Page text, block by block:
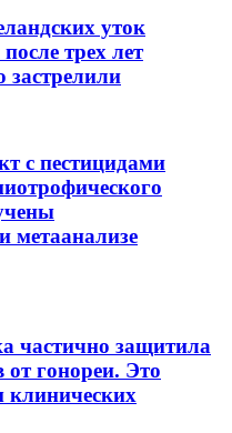
уток
трех лет
застрелили
с пестицидами
метаанализе
частично защитила
от гонореи. Это
клинических